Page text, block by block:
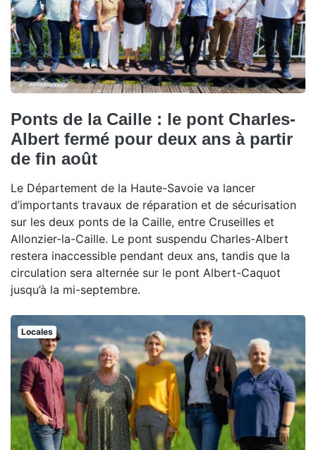
Ponts de la Caille : le pont Charles-
Albert fermé pour deux ans à partir
de fin août
Le Département de la Haute-Savoie va lancer
d’importants travaux de réparation et de sécurisation
sur les deux ponts de la Caille, entre Cruseilles et
Allonzier-la-Caille. Le pont suspendu Charles-Albert
restera inaccessible pendant deux ans, tandis que la
circulation sera alternée sur le pont Albert-Caquot
jusqu’à la mi-septembre.
Locales